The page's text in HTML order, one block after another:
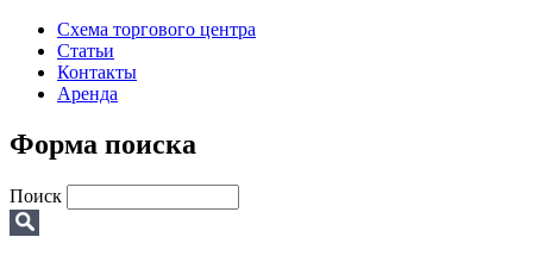
Схема торгового центра
Статьи
Контакты
Аренда
Форма поиска
Поиск